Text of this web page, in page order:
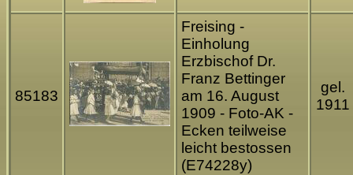
85183
Freising -
Einholung
Erzbischof Dr.
Franz Bettinger
am 16. August
1909 - Foto-AK -
Ecken teilweise
leicht bestossen
(E74228y)
gel.
1911